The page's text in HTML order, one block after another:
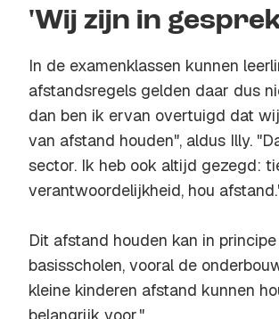
'Wij zijn in
In de examenklassen kunnen
afstandsregels gelden daar dus
dan ben ik ervan overtuigd dat
van afstand houden", aldus Illy.
sector. Ik heb ook altijd gezegd:
verantwoordelijkheid, hou
Dit afstand houden kan in
basisscholen, vooral de
kleine kinderen afstand kunnen